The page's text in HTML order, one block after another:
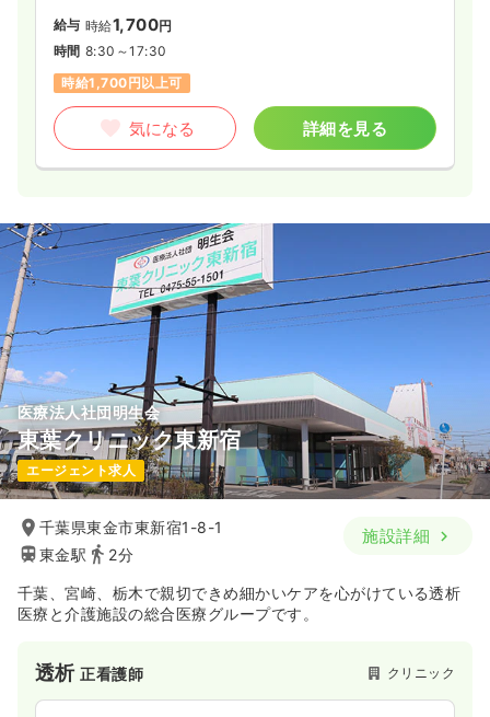
給与 時給1,700円
時間 8:30～17:30
時給1,700円以上可
気になる 詳細を見る
医療法人社団明生会
東葉クリニック東新宿
エージェント求人
千葉県東金市東新宿1-8-1
東金駅
2分
施設詳細
千葉、宮崎、栃木で親切できめ細かいケアを心がけている透析
医療と介護施設の総合医療グループです。
透析正看護師 クリニック